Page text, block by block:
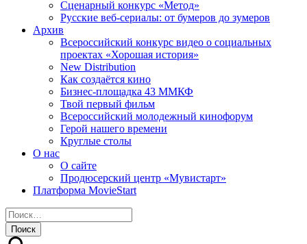
Сценарный конкурс «Метод»
Русские веб-сериалы: от бумеров до зумеров
Архив
Всероссийский конкурс видео о социальных
проектах «Хорошая история»
New Distribution
Как создаётся кино
Бизнес-площадка 43 ММКФ
Твой первый фильм
Всероссийский молодежный кинофорум
Герой нашего времени
Круглые столы
О нас
О сайте
Продюсерский центр «Мувистарт»
Платформа MovieStart